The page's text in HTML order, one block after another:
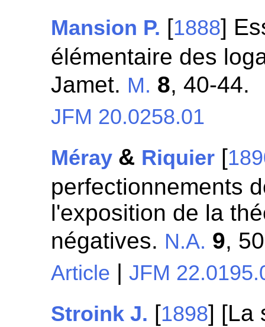
Mansion P. [1888]
élémentaire des
Jamet. M. 8, 40-44.
JFM 20.0258.01
Méray & Riquier [
perfectionnements
l'exposition de la
négatives. N.A. 9,
Article |JFM
Stroink J. [1898] [La